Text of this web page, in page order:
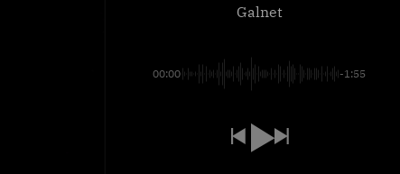
Galnet
00:00 -1:55